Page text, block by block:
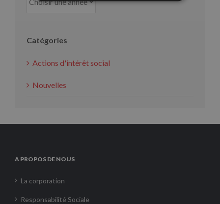
Catégories
Actions d'intérêt social
Nouvelles
A PROPOS DE NOUS
La corporation
Responsabilité Sociale